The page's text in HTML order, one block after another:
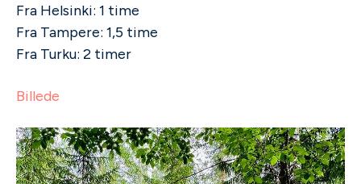
Fra Helsinki: 1 time
Fra Tampere: 1,5 time
Fra Turku: 2 timer
Billede